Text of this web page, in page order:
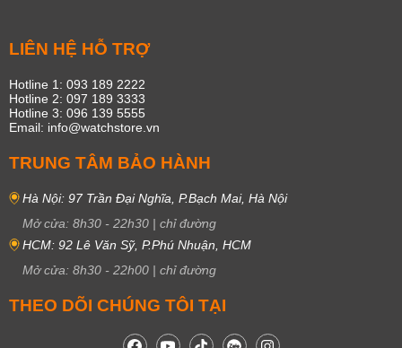
LIÊN HỆ HỖ TRỢ
Hotline 1: 093 189 2222
Hotline 2: 097 189 3333
Hotline 3: 096 139 5555
Email: info@watchstore.vn
TRUNG TÂM BẢO HÀNH
Hà Nội: 97 Trần Đại Nghĩa, P.Bạch Mai, Hà Nội
Mở cửa: 8h30 - 22h30 | chỉ đường
HCM: 92 Lê Văn Sỹ, P.Phú Nhuận, HCM
Mở cửa: 8h30 - 22h00 | chỉ đường
THEO DÕI CHÚNG TÔI TẠI